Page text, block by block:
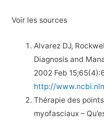
Voir les sources
Alvarez DJ,
Diagnosis and
2002 Feb
http://
Thérapie des
myofasciaux –